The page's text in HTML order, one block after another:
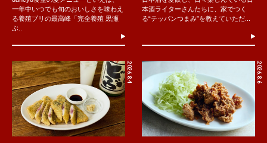
一年中いつでも旬のおいしさを味わえ
る養殖ブリの最高峰「完全養殖 黒瀬
ぶ..
本酒ライターさんたちに、家でつく
る“テッパンつまみ”を教えていただ...
2026.8.4 2026.8.6